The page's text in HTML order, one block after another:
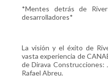
*Mentes detrás de
desarrolladores*
La visión y el éxito de
vasta experiencia de
de Dirava Construcciones:
Rafael Abreu.